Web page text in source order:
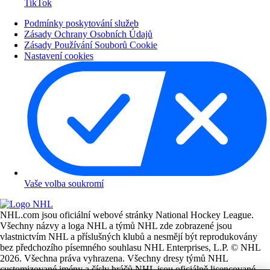
TikTok
Podmínky poskytování služeb
Zásady Ochrany Osobních Údajů
Zásady Používání Souborů Cookie
Nastavení cookies
Vaše volba soukromí
NHL.com jsou oficiální webové stránky National Hockey League.
Všechny názvy a loga NHL a týmů NHL zde zobrazené jsou
vlastnictvím NHL a příslušných klubů a nesmějí být reprodukovány
bez předchozího písemného souhlasu NHL Enterprises, L.P. © NHL
2026. Všechna práva vyhrazena. Všechny dresy týmů NHL